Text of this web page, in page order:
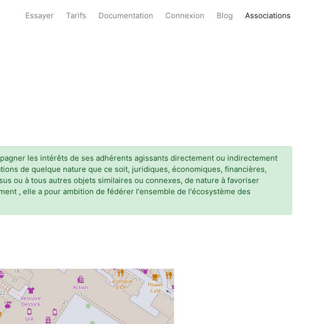
Essayer Tarifs Documentation Connexion Blog Associations
les intérêts de ses adhérents agissants directement ou indirectement
de quelque nature que ce soit, juridiques, économiques, financières,
ou à tous autres objets similaires ou connexes, de nature à favoriser
, elle a pour ambition de fédérer l'ensemble de l'écosystème des